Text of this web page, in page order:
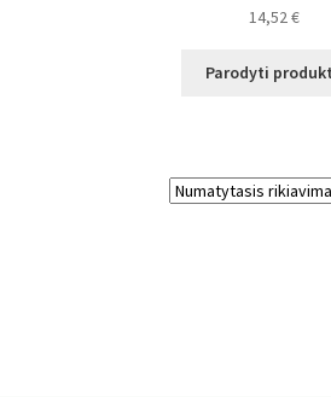
14,52€
Parodyti